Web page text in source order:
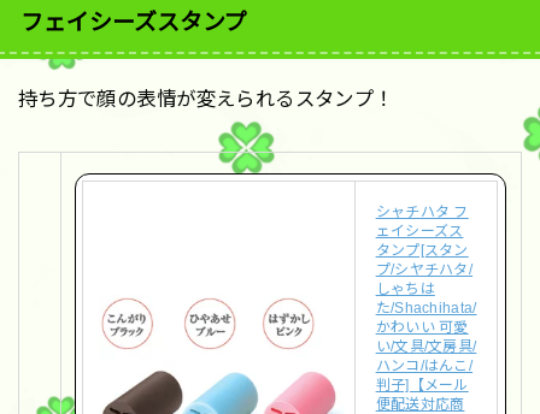
フェイシーズスタンプ
持ち方で顔の表情が変えられるスタンプ！
シャチハタ フ
ェイシーズス
タンプ[スタン
プ/シヤチハタ/
しゃちは
た/Shachihata/
かわいい 可愛
い/文具/文房具/
ハンコ/はんこ/
判子]【メール
便配送対応商